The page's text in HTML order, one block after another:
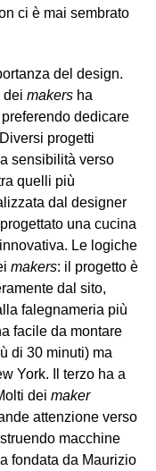
ci è mai sembrato
del design.
dei makers ha
dedicare
progetti
sensibilità verso
quelli più
dal designer
una cucina
Le logiche
makers: il progetto è
dal sito,
falegnameria più
facile da montare
di 30 minuti) ma
York. Il terzo ha a
dei maker
attenzione verso
macchine
fondata da Maurizio